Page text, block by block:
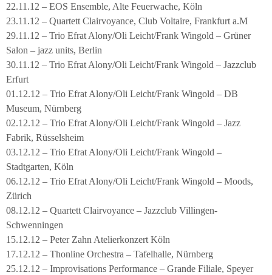
22.11.12 – EOS Ensemble, Alte Feuerwache, Köln
23.11.12 – Quartett Clairvoyance, Club Voltaire, Frankfurt a.M
29.11.12 – Trio Efrat Alony/Oli Leicht/Frank Wingold – Grüner
Salon – jazz units, Berlin
30.11.12 – Trio Efrat Alony/Oli Leicht/Frank Wingold – Jazzclub
Erfurt
01.12.12 – Trio Efrat Alony/Oli Leicht/Frank Wingold – DB
Museum, Nürnberg
02.12.12 – Trio Efrat Alony/Oli Leicht/Frank Wingold – Jazz
Fabrik, Rüsselsheim
03.12.12 – Trio Efrat Alony/Oli Leicht/Frank Wingold –
Stadtgarten, Köln
06.12.12 – Trio Efrat Alony/Oli Leicht/Frank Wingold – Moods,
Zürich
08.12.12 – Quartett Clairvoyance – Jazzclub Villingen-
Schwenningen
15.12.12 – Peter Zahn Atelierkonzert Köln
17.12.12 – Thonline Orchestra – Tafelhalle, Nürnberg
25.12.12 – Improvisations Performance – Grande Filiale, Speyer